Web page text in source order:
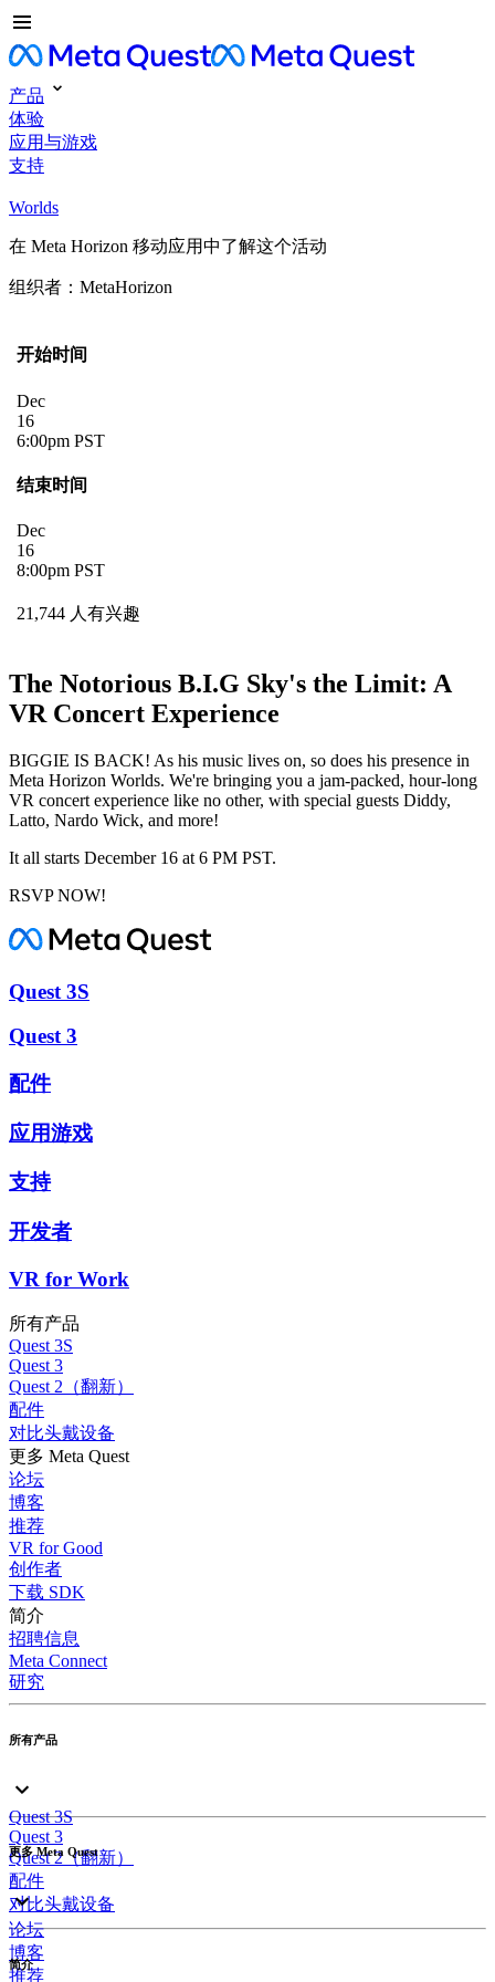
产品
体验
应用与游戏
支持
Worlds
在 Meta Horizon 移动应用中了解这个活动
组织者：MetaHorizon
开始时间
Dec
16
6:00pm PST
结束时间
Dec
16
8:00pm PST
21,744 人有兴趣
The Notorious B.I.G Sky's the Limit: A
VR Concert Experience
BIGGIE IS BACK! As his music lives on, so does his presence in
Meta Horizon Worlds. We're bringing you a jam-packed, hour-long
VR concert experience like no other, with special guests Diddy,
Latto, Nardo Wick, and more!
It all starts December 16 at 6 PM PST.
RSVP NOW!
Quest 3S
Quest 3
配件
应用游戏
支持
开发者
VR for Work
所有产品
Quest 3S
Quest 3
Quest 2（翻新）
配件
对比头戴设备
更多 Meta Quest
论坛
博客
推荐
VR for Good
创作者
下载 SDK
简介
招聘信息
Meta Connect
研究
所有产品
Quest 3S
Quest 3
Quest 2（翻新）
配件
对比头戴设备
更多 Meta Quest
论坛
博客
推荐
简介